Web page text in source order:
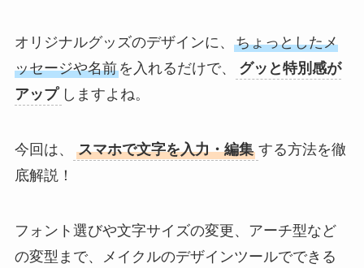
オリジナルグッズのデザインに、 ちょっとしたメ
ッセージや名前を入れるだけで、
グッと特別感が
アップ しますよね。
今回は、 スマホで文字を入力・編集 する方法を徹
底解説！
フォント選びや文字サイズの変更、アーチ型など
の変型まで、メイクルのデザインツールでできる